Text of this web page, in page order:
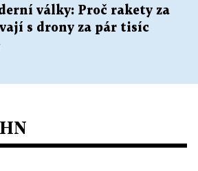
války: Proč rakety za
s drony za pár tisíc